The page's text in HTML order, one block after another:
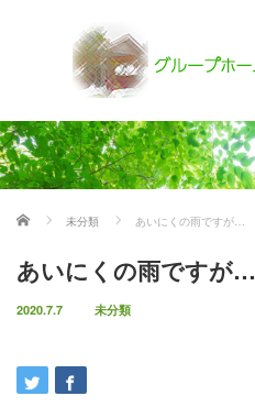
ホーム 未分類 あいにくの雨ですが…
あいにくの雨ですが…
2020.7.7 未分類